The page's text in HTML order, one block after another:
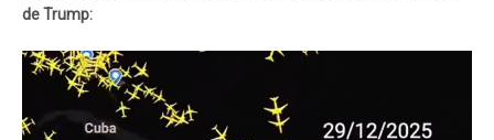
de Trump: